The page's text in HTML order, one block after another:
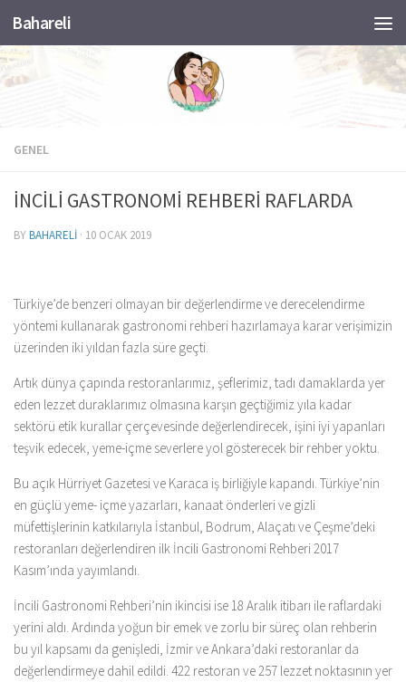
Skip to content
Bahareli
GENEL
İNCİLİ GASTRONOMİ REHBERİ RAFLARDA
BYBAHARELI · 10 OCAK 2019
Türkiye’de benzeri olmayan bir değerlendirme ve derecelendirme
yöntemi kullanarak gastronomi rehberi hazırlamaya karar verişimizin
üzerinden iki yıldan fazla süre geçti.
Artık dünya çapında restoranlarımız, şeflerimiz, tadı damaklarda yer
eden lezzet duraklarımız olmasına karşın geçtiğimiz yıla kadar
sektörü etik kurallar çerçevesinde değerlendirecek, işini iyi yapanları
teşvik edecek, yeme-içme severlere yol gösterecek bir rehber yoktu.
Bu açık Hürriyet Gazetesi ve Karaca iş birliğiyle kapandı. Türkiye’nin
en güçlü yeme- içme yazarları, kanaat önderleri ve gizli
müfettişlerinin katkılarıyla İstanbul, Bodrum, Alaçatı ve Çeşme’deki
restoranları değerlendiren ilk İncili Gastronomi Rehberi 2017
Kasım’ında yayımlandı.
İncili Gastronomi Rehberi’nin ikincisi ise 18 Aralık itibarı ile raflardaki
yerini aldı. Ardında yoğun bir emek ve zorlu bir süreç olan rehberin
bu yıl kapsamı da genişledi, İzmir ve Ankara’daki restoranlar da
değerlendirmeye dahil edildi. 422 restoran ve 257 lezzet noktasının yer